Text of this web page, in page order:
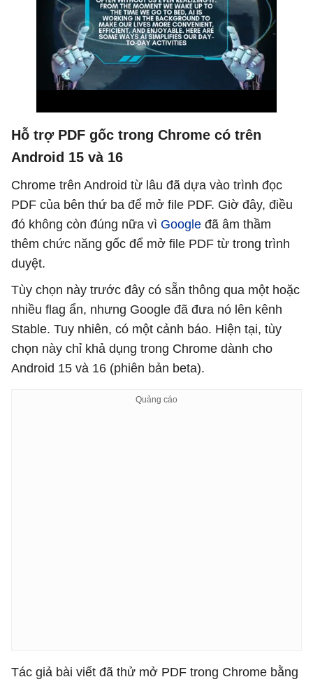
Hỗ trợ PDF gốc trong Chrome có trên
Android 15 và 16
Chrome trên Android từ lâu đã dựa vào trình đọc
PDF của bên thứ ba để mở file PDF. Giờ đây, điều
đó không còn đúng nữa vì Google đã âm thầm
thêm chức năng gốc để mở file PDF từ trong trình
duyệt.
Tùy chọn này trước đây có sẵn thông qua một hoặc
nhiều flag ẩn, nhưng Google đã đưa nó lên kênh
Stable. Tuy nhiên, có một cảnh báo. Hiện tại, tùy
chọn này chỉ khả dụng trong Chrome dành cho
Android 15 và 16 (phiên bản beta).
Tác giả bài viết đã thử mở PDF trong Chrome bằng